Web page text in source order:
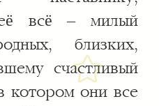
всё – милый
близких,
счастливый
котором они все